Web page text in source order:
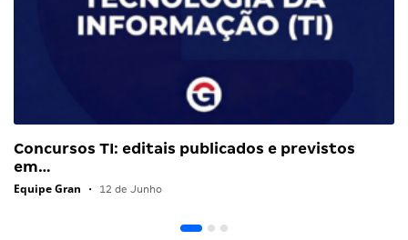
Concursos TI: editais publicados e previstos
em…
Equipe Gran • 12 de Junho